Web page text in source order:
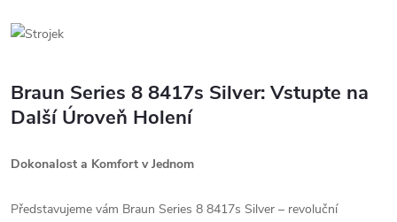
Braun Series 8 8417s Silver: Vstupte na
Další Úroveň Holení
Dokonalost a Komfort v Jednom
Představujeme vám Braun Series 8 8417s Silver – revoluční